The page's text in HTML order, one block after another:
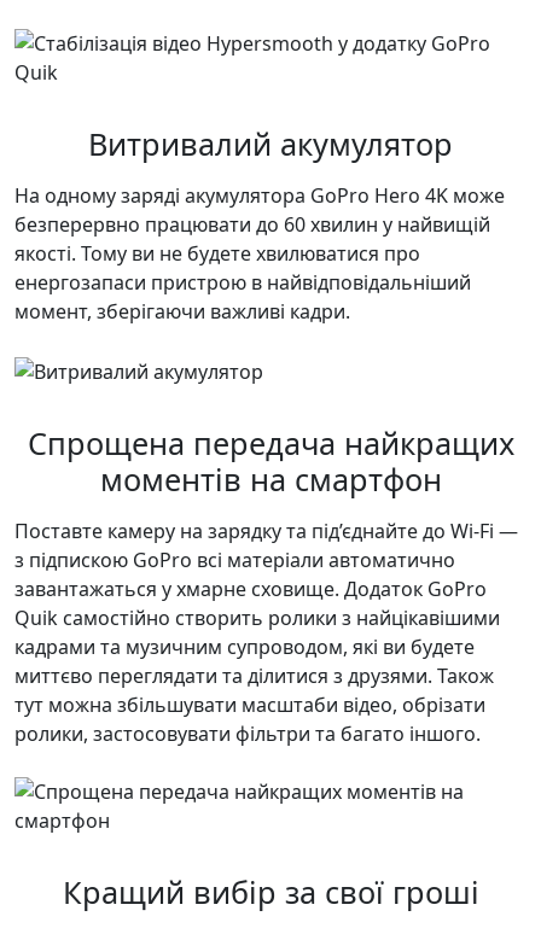
Витривалий акумулятор
На одному заряді акумулятора GoPro Hero 4K може
безперервно працювати до 60 хвилин у найвищій
якості. Тому ви не будете хвилюватися про
енергозапаси пристрою в найвідповідальніший
момент, зберігаючи важливі кадри.
Спрощена передача найкращих
моментів на смартфон
Поставте камеру на зарядку та під’єднайте до Wi-Fi —
з підпискою GoPro всі матеріали автоматично
завантажаться у хмарне сховище. Додаток GoPro
Quik самостійно створить ролики з найцікавішими
кадрами та музичним супроводом, які ви будете
миттєво переглядати та ділитися з друзями. Також
тут можна збільшувати масштаби відео, обрізати
ролики, застосовувати фільтри та багато іншого.
Кращий вибір за свої гроші